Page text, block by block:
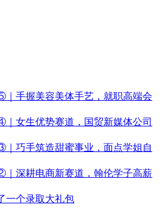
手握美容美体手艺，就职高端会
女生优势赛道，国贸新媒体公司
巧手筑造甜蜜事业，面点学姐自
深耕电商新赛道，翰伦学子高薪
一个录取大礼包